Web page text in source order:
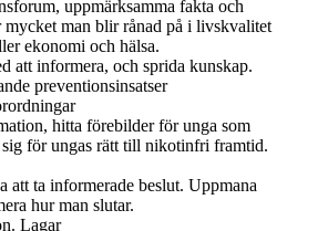
uppmärksamma fakta och
mycket man blir rånad på i livskvalitet
ekonomi och hälsa.
att informera, och sprida kunskap.
preventionsinsatser
hitta förebilder för unga som
sig för ungas rätt till nikotinfri framtid.
att ta informerade beslut. Uppmana
hur man slutar.
Lagar